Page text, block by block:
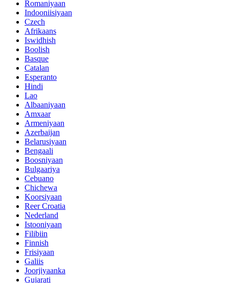
Romaniyaan
Indooniisiyaan
Czech
Afrikaans
Iswidhish
Boolish
Basque
Catalan
Esperanto
Hindi
Lao
Albaaniyaan
Amxaar
Armeniyaan
Azerbaijan
Belarusiyaan
Bengaali
Boosniyaan
Bulgaariya
Cebuano
Chichewa
Koorsiyaan
Reer Croatia
Nederland
Istooniyaan
Filibiin
Finnish
Frisiyaan
Galiis
Joorjiyaanka
Gujarati